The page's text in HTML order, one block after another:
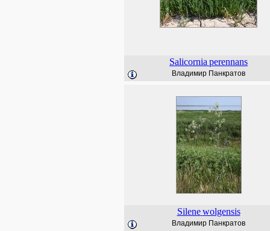
Salicornia perennans
Владимир Панкратов
Silene wolgensis
Владимир Панкратов